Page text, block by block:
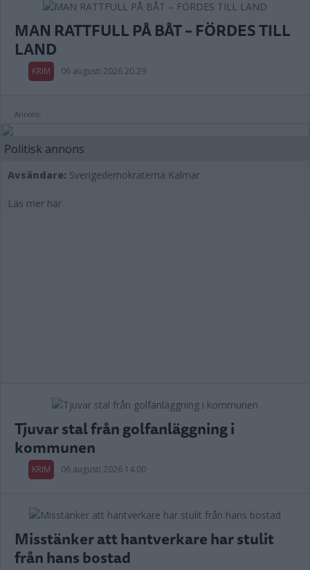
MAN RATTFULL PÅ BÅT – FÖRDES TILL
LAND
KRIM 06 augusti 2026 20.29
Annons:
Politisk annons
Avsändare: Sverigedemokraterna Kalmar
Läs mer här
Tjuvar stal från golfanläggning i
kommunen
KRIM 06 augusti 2026 14.00
Misstänker att hantverkare har stulit
från hans bostad